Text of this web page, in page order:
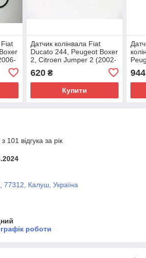
Fiat
Датчик колінвала Fiat
Ducato 244, Peugeot Boxer
2, Citroen Jumper 2 (2002-
9632400580
620₴
Купити
944
101 відгука за рік
77312, Калуш, Україна
роботи